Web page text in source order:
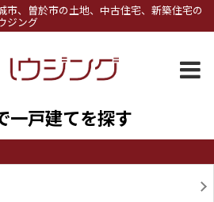
市、曽於市の土地、中古住宅、新築住宅の
ジング
一戸建てを探す